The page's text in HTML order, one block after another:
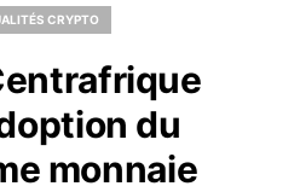
CRYPTO
du
monnaie